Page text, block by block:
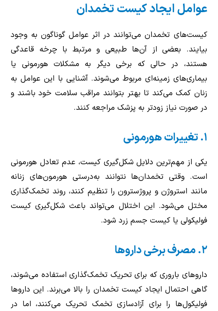
عوامل ایجاد کیست تخمدان
کیست‌های تخمدان می‌توانند در اثر عوامل گوناگون به وجود
بیایند. بعضی از آن‌ها طبیعی و مرتبط با چرخه قاعدگی
هستند، در حالی که برخی دیگر به مشکلات هورمونی یا
بیماری‌های زمینه‌ای مربوط می‌شوند. آشنایی با این عوامل به
زنان کمک می‌کند تا بهتر بتوانند مراقب سلامت خود باشند و
در صورت نیاز زودتر به پزشک مراجعه کنند.
۱.تغییرات هورمونی
یکی از مهم‌ترین دلایل شکل‌گیری کیست، عدم تعادل هورمونی
است. وقتی تخمدان‌ها نتوانند به‌درستی هورمون‌های زنانه
مانند استروژن و پروژسترون را تنظیم کنند، روند تخمک‌گذاری
مختل می‌شود. این اختلال می‌تواند باعث شکل‌گیری کیست
فولیکولی یا کیست جسم زرد شود.
۲.مصرف برخی داروها
داروهای باروری که برای تحریک تخمک‌گذاری استفاده می‌شوند،
گاهی احتمال ایجاد کیست تخمدان را بالا می‌برند. این داروها
فولیکول‌ها را برای آزادسازی تخمک تحریک می‌کنند، اما در